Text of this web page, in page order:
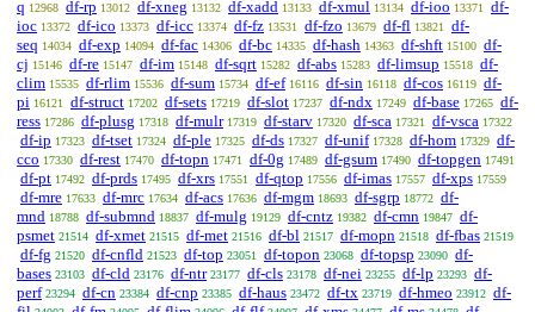
q 12968 df-rp 13012 df-xneg 13132 df-xadd 13133 df-xmul 13134 df-ioo 13371
df-
ioc 13372 df-ico 13373 df-icc 13374 df-fz 13531 df-fzo 13679 df-fl 13821
df-
seq 14034 df-exp 14094 df-fac 14306 df-bc 14335 df-hash 14363 df-shft 15100 df-
cj 15146 df-re 15147 df-im 15148 df-sqrt 15282 df-abs 15283 df-limsup 15518 df-
clim 15535 df-rlim 15536 df-sum 15734 df-ef 16116 df-sin 16118 df-cos 16119 df-
pi 16121 df-struct 17202 df-sets 17219 df-slot 17237 df-ndx 17249 df-base 17265 df-
ress 17286 df-plusg 17318 df-mulr 17319 df-starv 17320 df-sca 17321 df-vsca 17322
df-ip 17323 df-tset 17324 df-ple 17325 df-ds 17327 df-unif 17328 df-hom 17329 df-
cco 17330 df-rest 17470 df-topn 17471 df-0g 17489 df-gsum 17490 df-topgen 17491
df-pt 17492 df-prds 17495 df-xrs 17551 df-qtop 17556 df-imas 17557 df-xps 17559
df-mre 17633 df-mrc 17634 df-acs 17636 df-mgm 18693 df-sgrp 18772 df-
mnd 18788 df-submnd 18837 df-mulg 19129 df-cntz 19382 df-cmn 19847 df-
psmet 21514 df-xmet 21515 df-met 21516 df-bl 21517 df-mopn 21518 df-fbas 21519
df-fg 21520 df-cnfld 21523 df-top 23051 df-topon 23068 df-topsp 23090 df-
bases 23103 df-cld 23176 df-ntr 23177 df-cls 23178 df-nei 23255 df-lp 23293 df-
perf 23294 df-cn 23384 df-cnp 23385 df-haus 23472 df-tx 23719 df-hmeo 23912 df-